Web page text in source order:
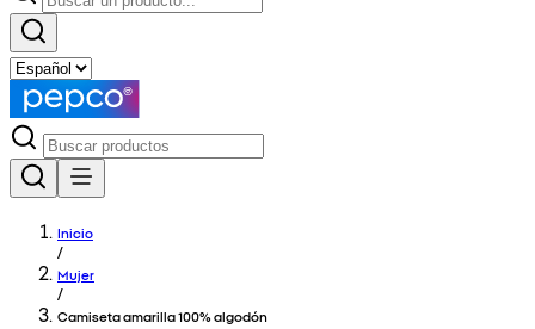
Inicio
/
Mujer
/
Camiseta amarilla 100% algodón